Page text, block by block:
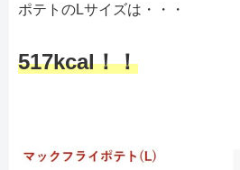
ポテトのLサイズは・・・
517kcal！！